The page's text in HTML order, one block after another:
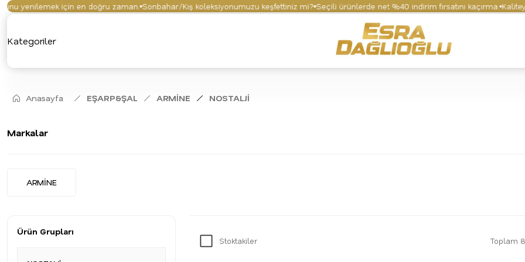
için en doğru zaman. Sonbahar/Kış koleksiyonumuzu keşfettiniz mi? Seçili ürünlerde net %40 indirim fırsatını kaçırma. Kaliteyi ve
Kategoriler
Anasayfa EŞARP&ŞAL ARMİNE NOSTALJİ
Markalar
ARMİNE
Ürün Grupları
Stoktakiler Toplam